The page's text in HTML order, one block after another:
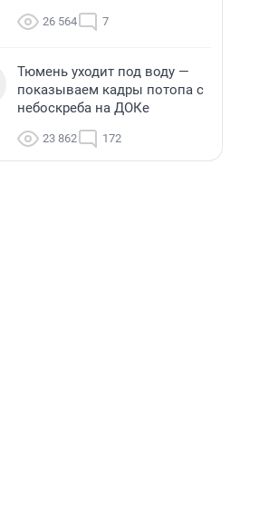
26 564 7
Тюмень уходит под воду —
показываем кадры потопа с
небоскреба на ДОКе
23 862 172